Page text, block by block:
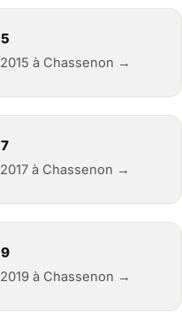
à Chassenon →
à Chassenon →
à Chassenon →